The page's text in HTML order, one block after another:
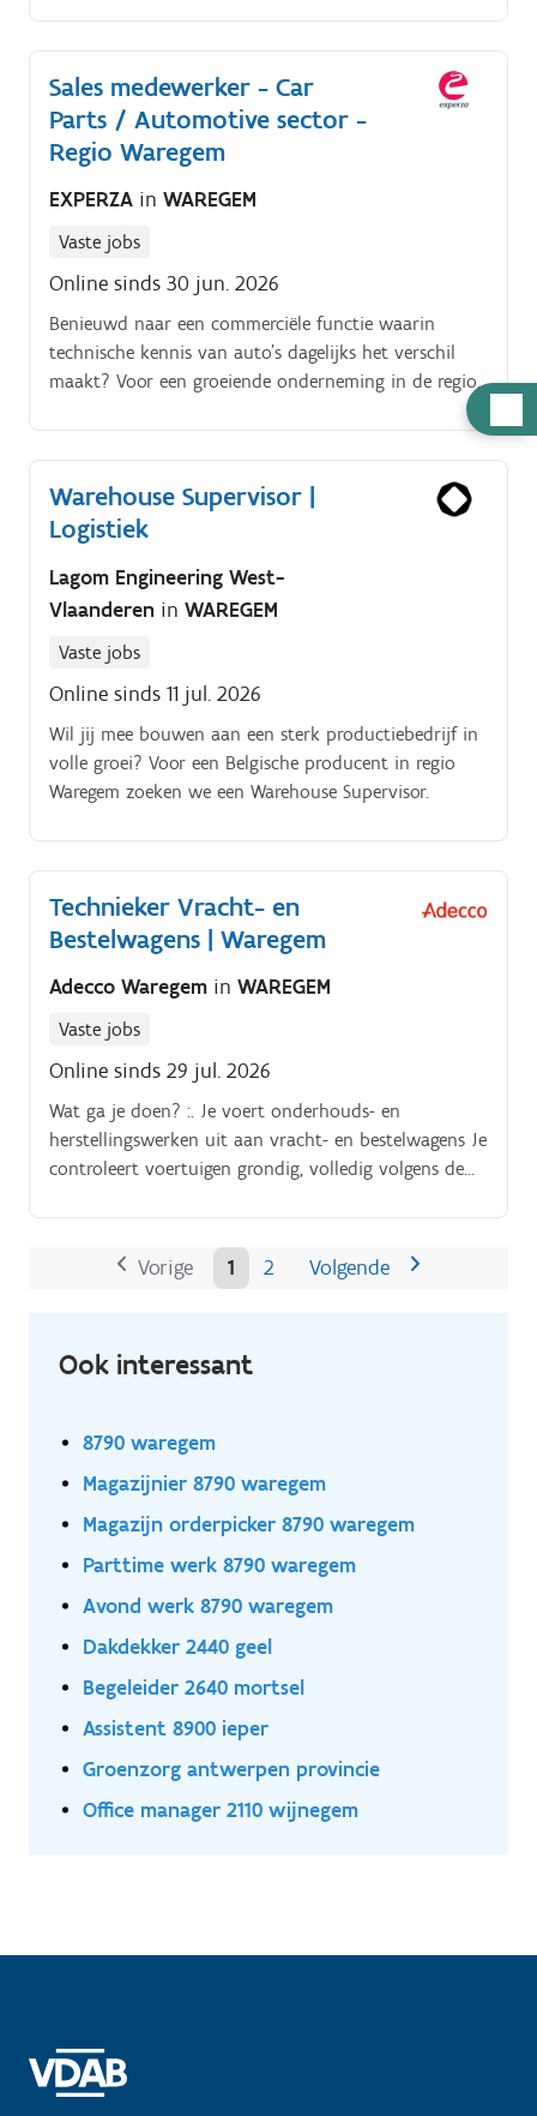
herstellingen, steeds volgens de richtlijnen Je kan
rekenen op de steun van je ervaren brigadier en
werkplaatsoverste voor advies, en je houdt hen op
de hoogte van de uitgevoerde werkzaamheden.
Sales medewerker - Car
Parts / Automotive sector -
Regio Waregem
EXPERZA in WAREGEM
Vaste jobs
Online sinds 30 jun. 2026
Benieuwd naar een commerciële functie waarin
technische kennis van auto's dagelijks het verschil
maakt? Voor een groeiende onderneming in de regio
Zulte zoeken we een Sales medewerker Car Parts die
auto onderdelen.
Warehouse Supervisor |
Logistiek
Lagom Engineering West-
Vlaanderen in WAREGEM
Vaste jobs
Online sinds 11 jul. 2026
Wil jij mee bouwen aan een sterk productiebedrijf in
volle groei? Voor een Belgische producent in regio
Waregem zoeken we een Warehouse Supervisor.
Technieker Vracht- en
Bestelwagens | Waregem
Adecco Waregem in WAREGEM
Vaste jobs
Online sinds 29 jul. 2026
Wat ga je doen? :. Je voert onderhouds- en
herstellingswerken uit aan vracht- en bestelwagens Je
controleert voertuigen grondig, volledig volgens de
werkt nauwkeurig en kwaliteitsgericht, met respect
voor procedures en veiligheidsvoorschriften Je
hebt of beslissingen moet afstemmen Je informeert
Vorige 1 2 Volgende
Ook interessant
8790 waregem
Magazijnier 8790 waregem
Magazijn orderpicker 8790 waregem
Parttime werk 8790 waregem
Avond werk 8790 waregem
Dakdekker 2440 geel
Begeleider 2640 mortsel
Assistent 8900 ieper
Groenzorg antwerpen provincie
Office manager 2110 wijnegem